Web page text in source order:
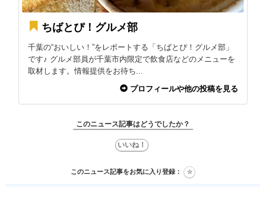
ちばとぴ！グルメ部
千葉の“おいしい！”をレポートする「ちばとぴ！グルメ部」
です♪ グルメ部員が千葉市内限定で飲食店などのメニューを
取材します。情報提供をお待ち...
プロフィールや他の投稿を見る
このニュース記事はどうでしたか？
このニュース記事をお気に入り登録：